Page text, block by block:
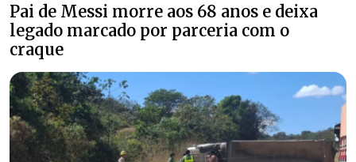
Pai de Messi morre aos 68 anos e deixa
legado marcado por parceria com o
craque